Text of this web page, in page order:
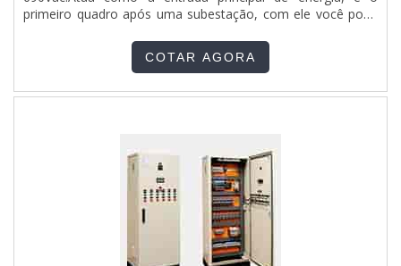
primeiro quadro após uma subestação, com ele você pode
individualizada atras de medidores de ultima geração. O
QGBT alimenta os principais sistemas elétricos de uma edifi­
controle de motores (CCM), Quadros de Iluminação e
COTAR AGORA